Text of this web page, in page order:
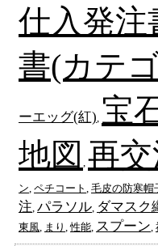
仕入発注
書(カテ
ーエッグ(紅) 宝
地図 再
ン ペチコート 毛皮の防寒帽
注 パラソル ダマスク
東風 まり ,性能 スプーン